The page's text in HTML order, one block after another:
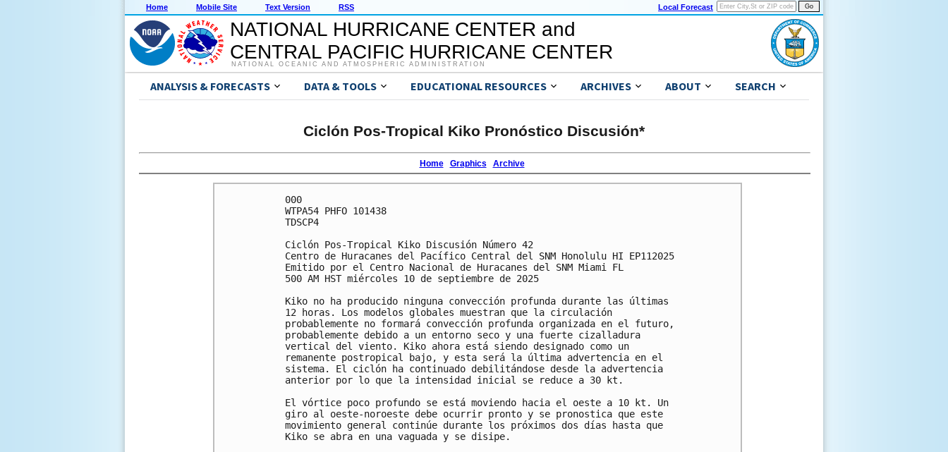
Home Mobile Site Text Version RSS Local Forecast
NATIONAL HURRICANE CENTER and
CENTRAL PACIFIC HURRICANE CENTER
NATIONAL OCEANIC AND ATMOSPHERIC ADMINISTRATION
ANALYSIS & FORECASTS DATA & TOOLS EDUCATIONAL RESOURCES ARCHIVES ABOUT SEARCH
Ciclón Pos-Tropical Kiko Pronóstico Discusión*
Home Graphics Archive
000
WTPA54 PHFO 101438
TDSCP4
Ciclón Pos-Tropical Kiko Discusión Número 42
Centro de Huracanes del Pacífico Central del SNM Honolulu HI EP112025
Emitido por el Centro Nacional de Huracanes del SNM Miami FL
500 AM HST miércoles 10 de septiembre de 2025
Kiko no ha producido ninguna convección profunda durante las últimas
12 horas. Los modelos globales muestran que la circulación
probablemente no formará convección profunda organizada en el futuro,
probablemente debido a un entorno seco y una fuerte cizalladura
vertical del viento. Kiko ahora está siendo designado como un
remanente postropical bajo, y esta será la última advertencia en el
sistema. El ciclón ha continuado debilitándose desde la advertencia
anterior por lo que la intensidad inicial se reduce a 30 kt.
El vórtice poco profundo se está moviendo hacia el oeste a 10 kt. Un
giro al oeste-noroeste debe ocurrir pronto y se pronostica que este
movimiento general continúe durante los próximos dos días hasta que
Kiko se abra en una vaguada y se disipe.